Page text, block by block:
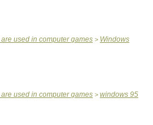
are used in computer games > Windows
are used in computer games > windows 95